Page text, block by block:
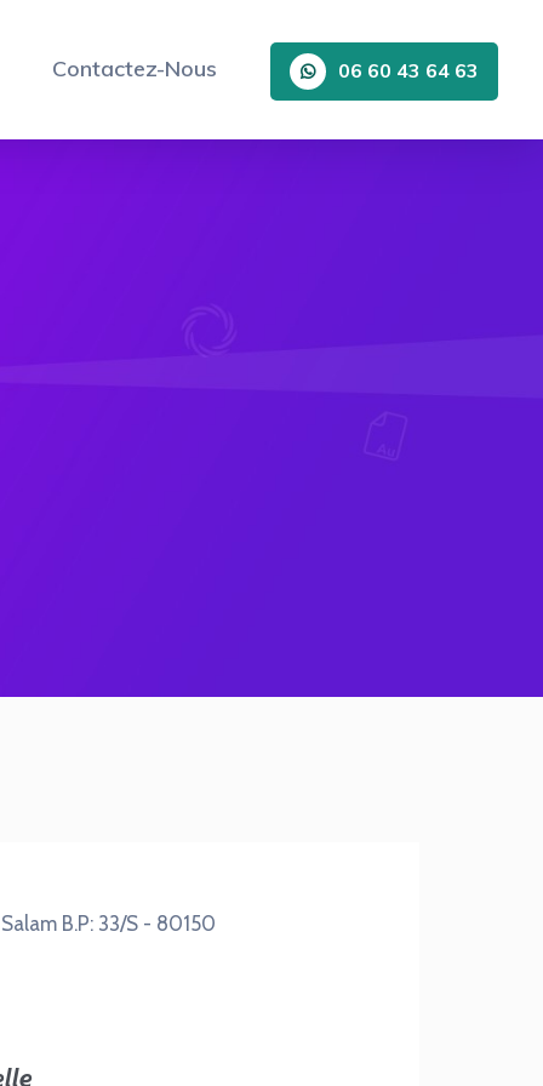
Contactez-Nous 06 60 43 64 63
B.P: 33/S - 80150